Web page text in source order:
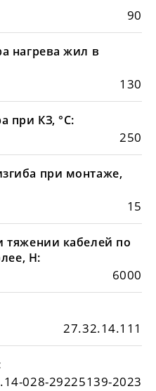
90
нагрева жил в
130
при КЗ, °С:
250
при монтаже,
15
кабелей по
Н:
6000
27.32.14.111
028-29225139-2023